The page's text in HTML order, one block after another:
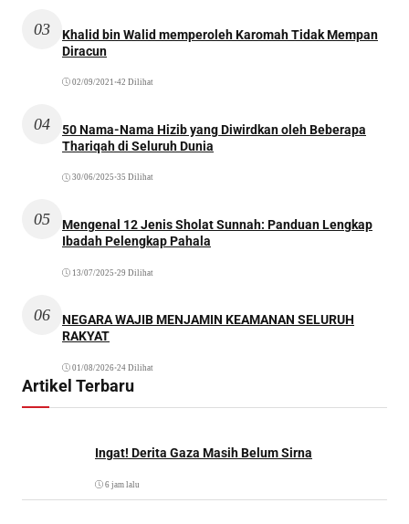
03
Khalid bin Walid memperoleh Karomah Tidak Mempan
Diracun
02/09/2021 •42 Dilihat
04
50 Nama-Nama Hizib yang Diwirdkan oleh Beberapa
Thariqah di Seluruh Dunia
30/06/2025 •35 Dilihat
05
Mengenal 12 Jenis Sholat Sunnah: Panduan Lengkap
Ibadah Pelengkap Pahala
13/07/2025 •29 Dilihat
06
NEGARA WAJIB MENJAMIN KEAMANAN SELURUH
RAKYAT
01/08/2026•24 Dilihat
Artikel Terbaru
Ingat! Derita Gaza Masih Belum Sirna
6 jam lalu